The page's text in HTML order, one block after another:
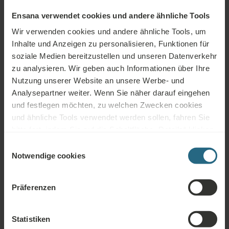
Ensana verwendet cookies und andere ähnliche Tools
Wir verwenden cookies und andere ähnliche Tools, um
Inhalte und Anzeigen zu personalisieren, Funktionen für
soziale Medien bereitzustellen und unseren Datenverkehr
zu analysieren. Wir geben auch Informationen über Ihre
Nutzung unserer Website an unsere Werbe- und
Analysepartner weiter. Wenn Sie näher darauf eingehen
und festlegen möchten, zu welchen Zwecken cookies
und ähnliche Tools verwendet werden sollen, fahren Sie
Schaltfläche „Alle aktivieren“ fort.
Notwendige cookies
Präferenzen
Statistiken
Dienstleistungen
WLAN Restaurant
Tagungsräume
Rezeption
Parkhaus
Parkplatz Behindertengerecht
Nicht-
Kostenlose Dienstleistungen
Kostenlose Nutzung des hoteleigenen Wellness- und